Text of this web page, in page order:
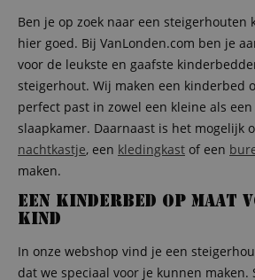
Ben je op zoek naar een steigerhouten
hier goed. Bij VanLonden.com ben je
voor de leukste en gaafste
steigerhout. Wij maken een kinderbed
perfect past in zowel een kleine als
slaapkamer. Daarnaast is het mogelijk
nachtkastje, een kledingkast of een
maken.
Een kinderbed op maat
kind
In onze webshop vind je een
dat we speciaal voor je kunnen maken.